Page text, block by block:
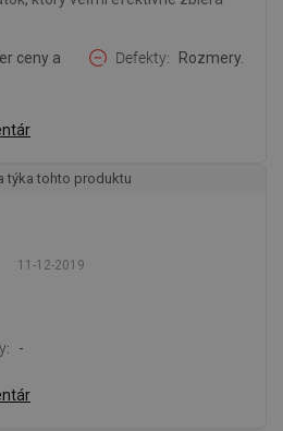
ceny a
Defekty Rozmery.
týka tohto produktu
11-12-2019
-